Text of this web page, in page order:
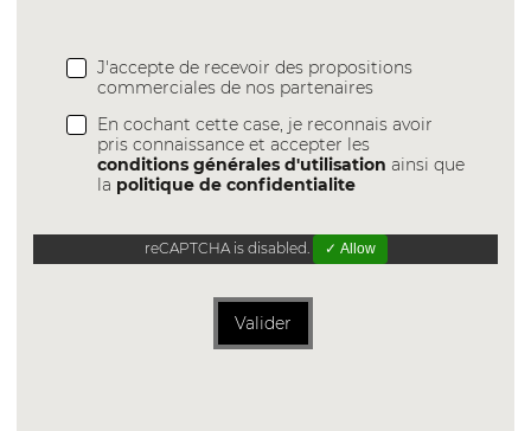
J'accepte de recevoir des propositions
commerciales de nos partenaires
En cochant cette case, je reconnais avoir
pris connaissance et accepter les
conditions générales d'utilisation ainsi que
la politique de confidentialite
reCAPTCHA is disabled. ✓ Allow
Valider